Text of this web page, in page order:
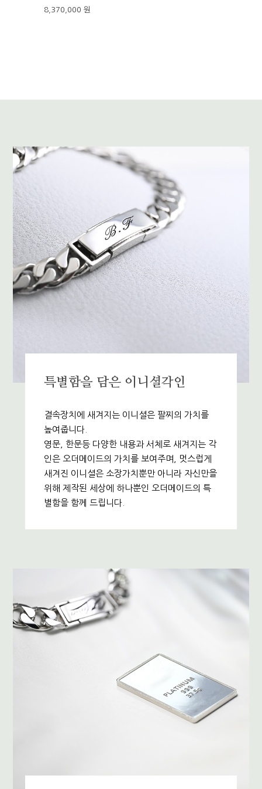
8,370,000 원
특별함을 담은 이니셜각인
결속장치에 새겨지는 이니셜은 팔찌의 가치를
높여줍니다.
영문, 한문등 다양한 내용과 서체로 새겨지는 각
인은 오더메이드의 가치를 보여주며, 멋스럽게
새겨진 이니셜은 소장가치뿐만 아니라 자신만을
위해 제작된 세상에 하나뿐인 오더메이드의 특
별함을 함께 드립니다.